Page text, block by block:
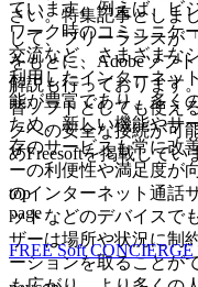
ています。例えば、ビ
ワーク時のコミュニケ
交流など、さまざまな
利用したインターネッ
能が豊富であり、多く
ため、新しい機能やサ
存のサービスも常に改
ーの利便性や満足度が
のインターネット通話
ットなどのデバイスで
ザーは場所や状況に制
ーションを取ることが
さい。特集記事としま
して、フリーランスが
をもとに、Adobeソフ
解説も行っております
替ソフトとしても使え
クへの安全な接続が可
めFreesoftを掲載してい
top
page
FREE Soft CONCIERGE